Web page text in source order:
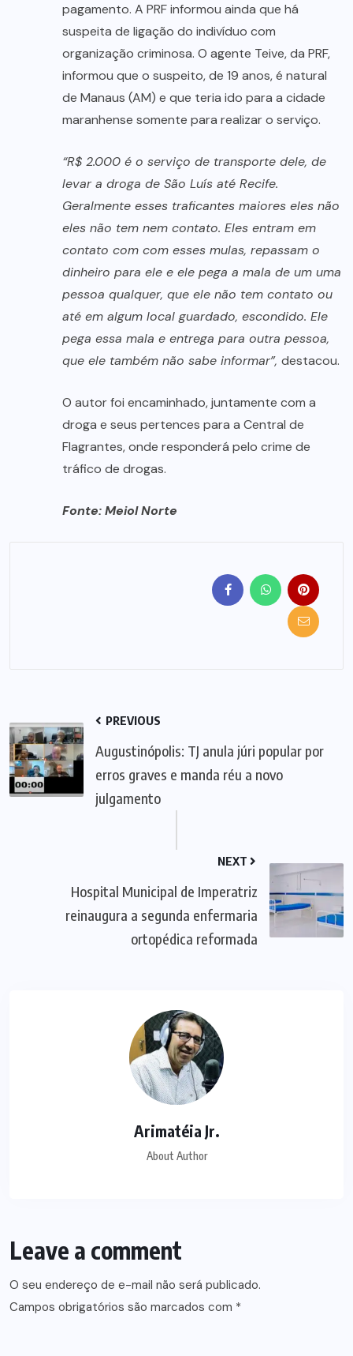
pagamento. A PRF informou ainda que há
suspeita de ligação do indivíduo com
organização criminosa. O agente Teive, da PRF,
informou que o suspeito, de 19 anos, é natural
de Manaus (AM) e que teria ido para a cidade
maranhense somente para realizar o serviço.
“R$ 2.000 é o serviço de transporte dele, de
levar a droga de São Luís até Recife.
Geralmente esses traficantes maiores eles não
eles não tem nem contato. Eles entram em
contato com com esses mulas, repassam o
dinheiro para ele e ele pega a mala de um uma
pessoa qualquer, que ele não tem contato ou
até em algum local guardado, escondido. Ele
pega essa mala e entrega para outra pessoa,
que ele também não sabe informar”, destacou.
O autor foi encaminhado, juntamente com a
droga e seus pertences para a Central de
Flagrantes, onde responderá pelo crime de
tráfico de drogas.
Fonte: Meiol Norte
PREVIOUS
Augustinópolis: TJ anula júri popular por
erros graves e manda réu a novo
julgamento
NEXT
Hospital Municipal de Imperatriz
reinaugura a segunda enfermaria
ortopédica reformada
Arimatéia Jr.
About Author
Leave a comment
O seu endereço de e-mail não será publicado.
Campos obrigatórios são marcados com *